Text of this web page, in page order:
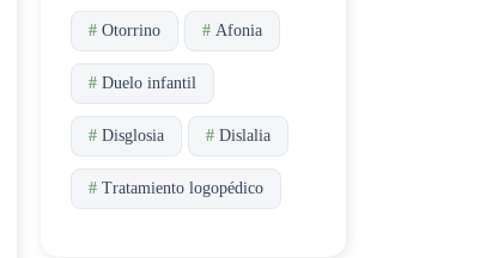
# Otorrino # Afonia
# Duelo infantil
# Disglosia # Dislalia
# Tratamiento logopédico